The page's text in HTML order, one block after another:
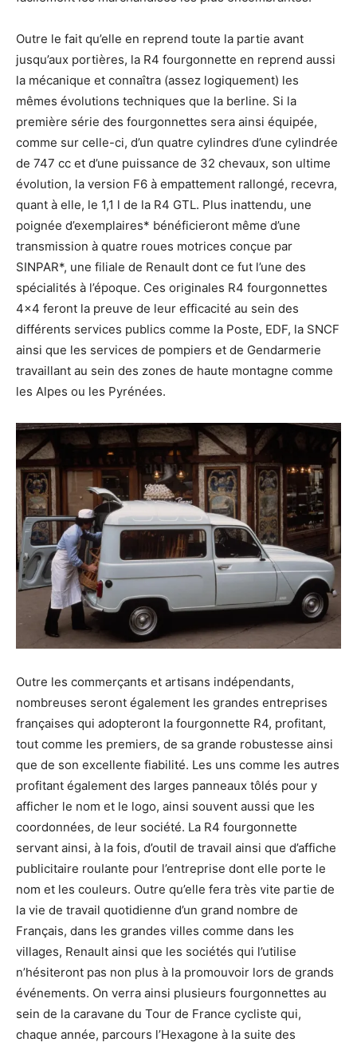
Outre le fait qu’elle en reprend toute la partie avant
jusqu’aux portières, la R4 fourgonnette en reprend aussi
la mécanique et connaîtra (assez logiquement) les
mêmes évolutions techniques que la berline. Si la
première série des fourgonnettes sera ainsi équipée,
comme sur celle-ci, d’un quatre cylindres d’une cylindrée
de 747 cc et d’une puissance de 32 chevaux, son ultime
évolution, la version F6 à empattement rallongé, recevra,
quant à elle, le 1,1 l de la R4 GTL. Plus inattendu, une
poignée d’exemplaires* bénéficieront même d’une
transmission à quatre roues motrices conçue par
SINPAR*, une filiale de Renault dont ce fut l’une des
spécialités à l’époque. Ces originales R4 fourgonnettes
4×4 feront la preuve de leur efficacité au sein des
différents services publics comme la Poste, EDF, la SNCF
ainsi que les services de pompiers et de Gendarmerie
travaillant au sein des zones de haute montagne comme
les Alpes ou les Pyrénées.
Outre les commerçants et artisans indépendants,
nombreuses seront également les grandes entreprises
françaises qui adopteront la fourgonnette R4, profitant,
tout comme les premiers, de sa grande robustesse ainsi
que de son excellente fiabilité. Les uns comme les autres
profitant également des larges panneaux tôlés pour y
afficher le nom et le logo, ainsi souvent aussi que les
coordonnées, de leur société. La R4 fourgonnette
servant ainsi, à la fois, d’outil de travail ainsi que d’affiche
publicitaire roulante pour l’entreprise dont elle porte le
nom et les couleurs. Outre qu’elle fera très vite partie de
la vie de travail quotidienne d’un grand nombre de
Français, dans les grandes villes comme dans les
villages, Renault ainsi que les sociétés qui l’utilise
n’hésiteront pas non plus à la promouvoir lors de grands
événements. On verra ainsi plusieurs fourgonnettes au
sein de la caravane du Tour de France cycliste qui,
chaque année, parcours l’Hexagone à la suite des